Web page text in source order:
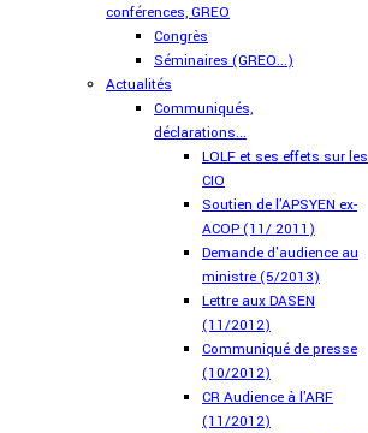
conférences, GREO
Congrès
Séminaires (GREO...)
Actualités
Communiqués,
déclarations...
LOLF et ses effets sur les
CIO
Soutien de l'APSYEN ex-
ACOP (11/ 2011)
Demande d'audience au
ministre (5/2013)
Lettre aux DASEN
(11/2012)
Communiqué de presse
(10/2012)
CR Audience à l'ARF
(11/2012)